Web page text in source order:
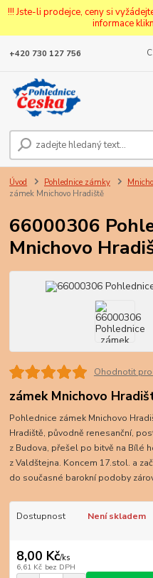
!!! Jste-li prodejce, ceny si
informace
+420 730 127 756
Úvod Pohlednice zámky
zámek Mnichovo Hradiště
66000306
Mnichovo
Ohodnotit
zámek Mnichovo
Pohlednice zámek Mnichovo
Hradiště, původně renesanční,
z Budova, přešel po bitvě na Bílé
z Valdštejna. Koncem 17.stol. a
do současné barokní podoby
Dostupnost Není skladem
8,00 Kč/ks
6,61 Kč bez DPH